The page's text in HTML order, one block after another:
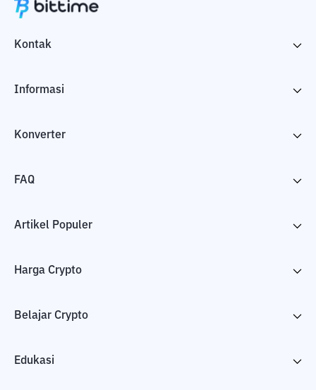
Kontak
Informasi
Konverter
FAQ
Artikel Populer
Harga Crypto
Belajar Crypto
Edukasi